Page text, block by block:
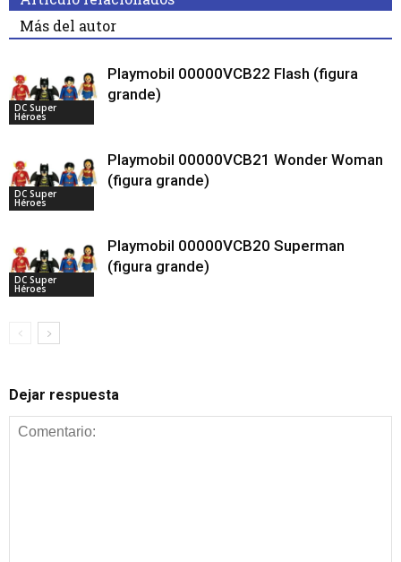
Más del autor
DC Super
Héroes
Playmobil 00000VCB22 Flash (figura
grande)
DC Super
Héroes
Playmobil 00000VCB21 Wonder Woman
(figura grande)
DC Super
Héroes
Playmobil 00000VCB20 Superman
(figura grande)
Dejar respuesta